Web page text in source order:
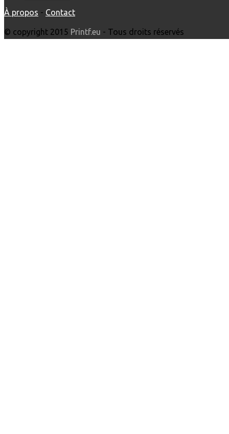
À propos - Contact
© copyright 2015 Printf.eu - Tous droits réservés